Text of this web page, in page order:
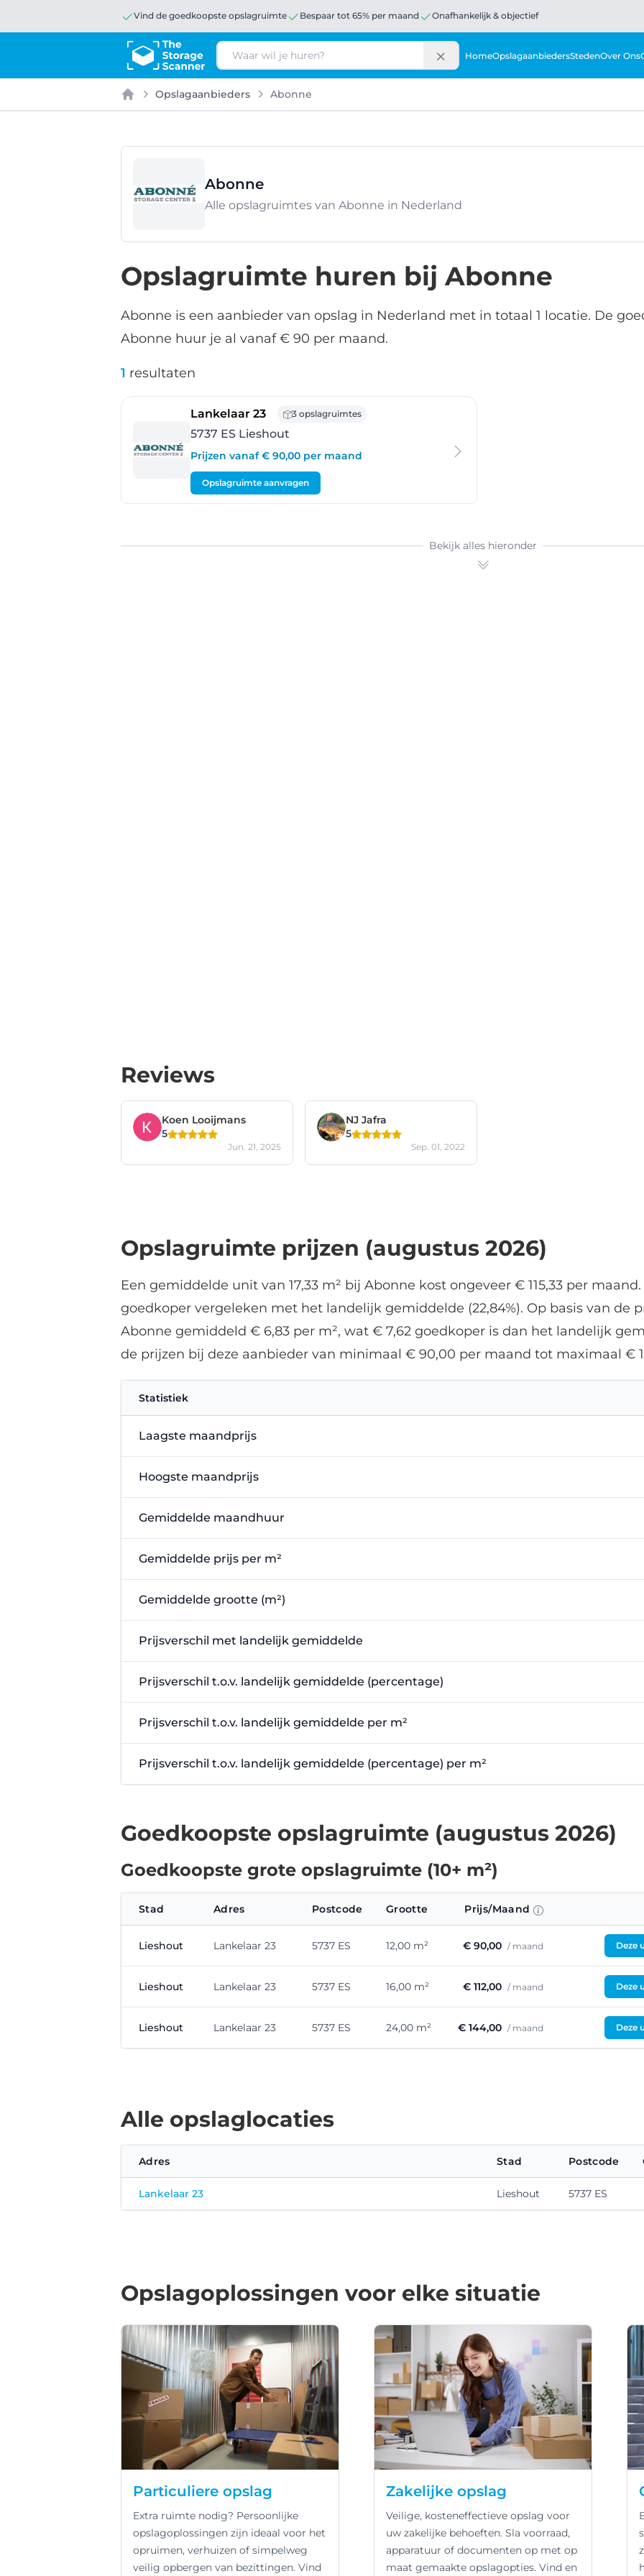
Vind de goedkoopste opslagruimte Bespaar tot 65% per maand Onafhankelijk & objectief
Zoeken HomeOpslagaanbiedersStedenOver Ons
Home
Opslagaanbieders Abonne
Abonne
Alle opslagruimtes van Abonne in Nederland
Opslagruimte huren bij Abonne
Abonne is een aanbieder van opslag in Nederland met in totaal 1 locatie. De
Abonne huur je al vanaf € 90 per maand.
1 resultaten
Lankelaar 23- Lieshout
3 opslagruimtes
5737 ES Lieshout
Prijzen vanaf € 90,00 per maand
Opslagruimte aanvragen
Bekijk alles hieronder
Reviews
Koen Looijmans
5
Jun. 21, 2025
NJ Jafra
5
Sep. 01, 2022
Opslagruimte prijzen (augustus 2026)
Een gemiddelde unit van 17,33 m² bij Abonne kost ongeveer € 115,33 per
goedkoper vergeleken met het landelijk gemiddelde (22,84%). Op basis van de
Abonne gemiddeld € 6,83 per m², wat € 7,62 goedkoper is dan het landelijk
de prijzen bij deze aanbieder van minimaal € 90,00 per maand tot maximaal €
Statistiek
Laagste maandprijs
Hoogste maandprijs
Gemiddelde maandhuur
Gemiddelde prijs per m²
Gemiddelde grootte (m²)
Prijsverschil met landelijk gemiddelde
Prijsverschil t.o.v. landelijk gemiddelde (percentage)
Prijsverschil t.o.v. landelijk gemiddelde per m²
Prijsverschil t.o.v. landelijk gemiddelde (percentage) per m²
Goedkoopste opslagruimte (augustus 2026)
Goedkoopste grote opslagruimte (10+ m²)
Stad Adres Postcode Grootte Prijs/Maand
Lieshout Lankelaar 23 5737 ES 12,00 m² € 90,00 / maand Deze
Lieshout Lankelaar 23 5737 ES 16,00 m² € 112,00 / maand Deze
Lieshout Lankelaar 23 5737 ES 24,00 m² € 144,00 / maand Deze
Alle opslaglocaties
Adres Stad Postcode
Lankelaar 23 Lieshout 5737 ES
Opslagoplossingen voor elke situatie
Particuliere opslag
Extra ruimte nodig? Persoonlijke
opslagoplossingen zijn ideaal voor het
opruimen, verhuizen of simpelweg
veilig opbergen van bezittingen. Vind
Zakelijke opslag
Veilige, kosteneffectieve opslag voor
uw zakelijke behoeften. Sla voorraad,
apparatuur of documenten op met op
maat gemaakte opslagopties. Vind en